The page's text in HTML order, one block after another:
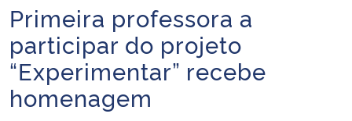
Ministério da Infraestrutura
Ministério da Agricultura, Pecuária e Abastecimento
Ministério da Educação
Início do conteúdo
Primeira professora a
participar do projeto
“Experimentar” recebe
homenagem